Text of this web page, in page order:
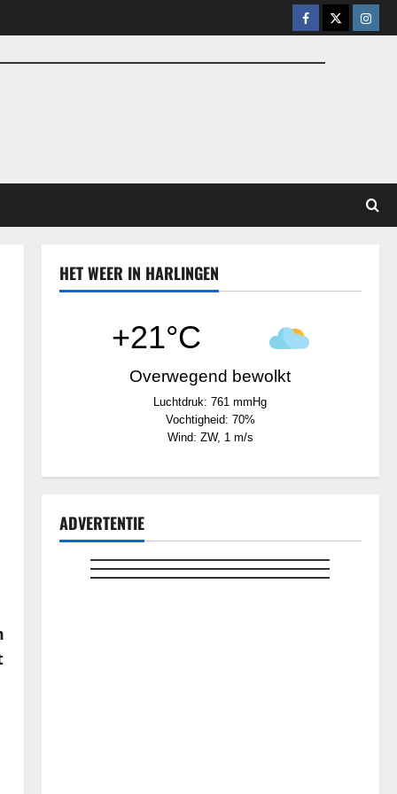
Facebook
X
HET WEER IN HARLINGEN
+21°C
Overwegend bewolkt
Luchtdruk: 761 mmHg
Vochtigheid: 70%
Wind: ZW, 1 m/s
ADVERTENTIE